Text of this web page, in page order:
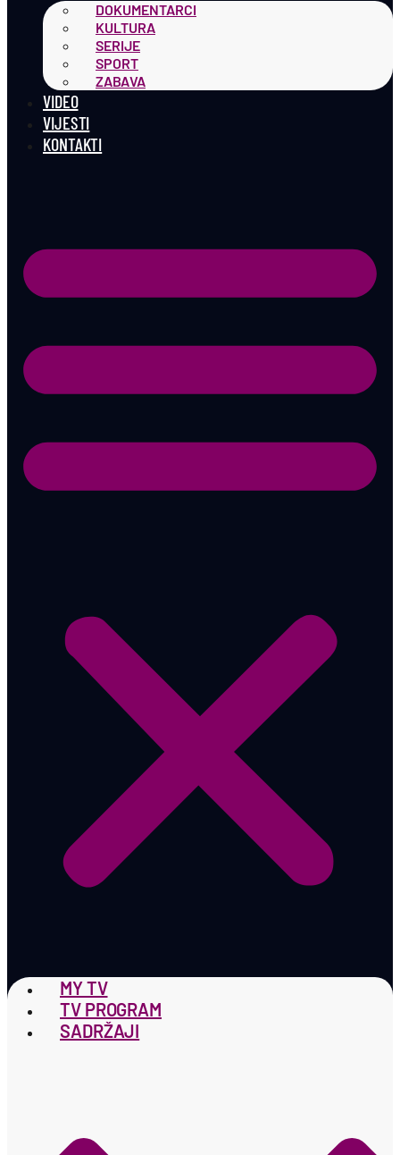
DOKUMENTARCI
KULTURA
SERIJE
SPORT
ZABAVA
VIDEO
VIJESTI
KONTAKTI
MY TV
TV PROGRAM
SADRŽAJI